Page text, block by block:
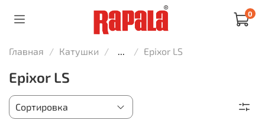
0
Главная Катушки ... Epixor LS
Epixor LS